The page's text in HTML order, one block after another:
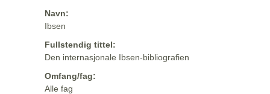
Navn:
Ibsen
Fullstendig tittel:
Den internasjonale Ibsen-bibliografien
Omfang/fag:
Alle fag